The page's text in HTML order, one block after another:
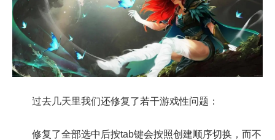
过去几天里我们还修复了若干游戏性问题：
修复了全部选中后按tab键会按照创建顺序切换，而不